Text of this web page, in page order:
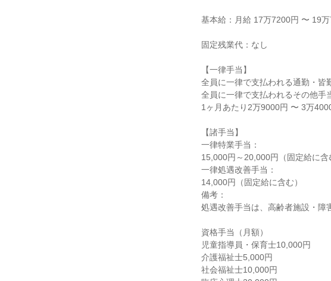
基本給：月給 17万7200円 〜 19
固定残業代：なし
【一律手当】
全員に一律で支払われる通勤・皆
全員に一律で支払われるその他手
1ヶ月あたり2万9000円 〜 3万
【諸手当】
一律特業手当：
15,000円～20,000円（固定給に含
一律処遇改善手当：
14,000円（固定給に含む）
備考：
処遇改善手当は、高齢者施設・障
資格手当（月額）
児童指導員・保育士10,000円
介護福祉士5,000円
社会福祉士10,000円